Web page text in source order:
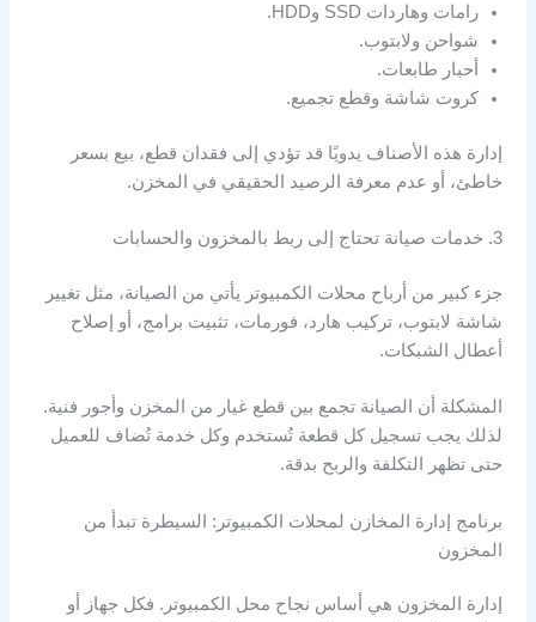
رامات وهاردات SSD وHDD.
شواحن ولابتوب.
أحبار طابعات.
كروت شاشة وقطع تجميع.
إدارة هذه الأصناف يدويًا قد تؤدي إلى فقدان قطع، بيع بسعر
خاطئ، أو عدم معرفة الرصيد الحقيقي في المخزن.
3. خدمات صيانة تحتاج إلى ربط بالمخزون والحسابات
جزء كبير من أرباح محلات الكمبيوتر يأتي من الصيانة، مثل تغيير
شاشة لابتوب، تركيب هارد، فورمات، تثبيت برامج، أو إصلاح
أعطال الشبكات.
المشكلة أن الصيانة تجمع بين قطع غيار من المخزن وأجور فنية.
لذلك يجب تسجيل كل قطعة تُستخدم وكل خدمة تُضاف للعميل
حتى تظهر التكلفة والربح بدقة.
برنامج إدارة المخازن لمحلات الكمبيوتر: السيطرة تبدأ من
المخزون
إدارة المخزون هي أساس نجاح محل الكمبيوتر. فكل جهاز أو